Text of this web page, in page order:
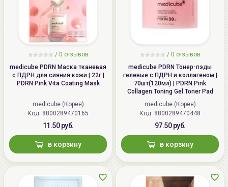
/ 0 отзывов
medicube PDRN Маска тканевая
с ПДРН для сияния кожи | 22г |
PDRN Pink Vita Coating Mask
medicube (Корея)
Код: 8800289470165
11.50 руб.
в корзину
/ 0 отзывов
medicube PDRN Тонер-пэды
гелевые с ПДРН и коллагеном |
70шт(120мл) | PDRN Pink
Collagen Toning Gel Toner Pad
medicube (Корея)
Код: 8800289470448
97.50 руб.
в корзину